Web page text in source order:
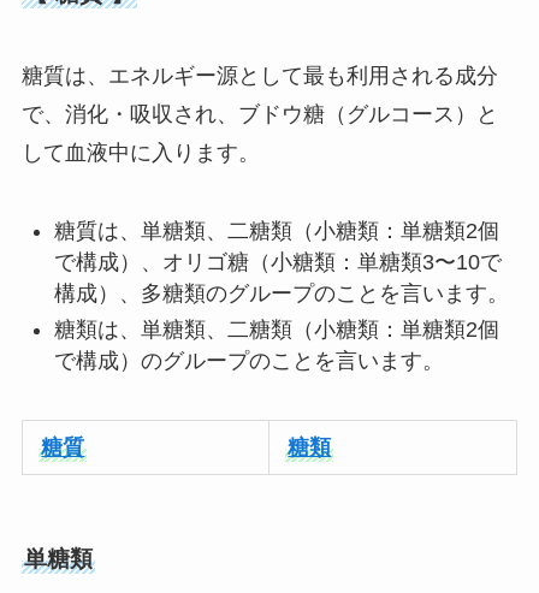
糖質は、エネルギー源として最も利用される成分
で、消化・吸収され、ブドウ糖（グルコース）と
して血液中に入ります。
糖質は、単糖類、二糖類（小糖類：単糖類2個
で構成）、オリゴ糖（小糖類：単糖類3〜10で
構成）、多糖類のグループのことを言います。
糖類は、単糖類、二糖類（小糖類：単糖類2個
で構成）のグループのことを言います。
糖質 糖類
単糖類